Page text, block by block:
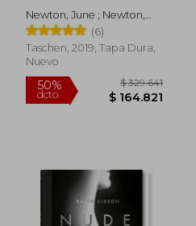
dcto. $ 58.347
Anniversary --
Multilingual (en
Inglés)
Newton, June ; Newton,
Helmut
(6)
Taschen, 2019, Tapa Dura,
Nuevo